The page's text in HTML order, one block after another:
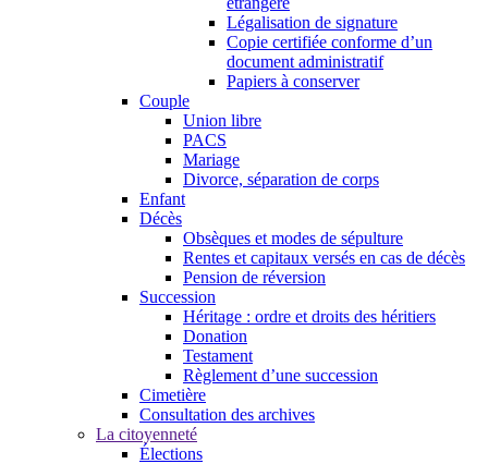
Légalisation de signature
Copie certifiée conforme d’un
document administratif
Papiers à conserver
Couple
Union libre
PACS
Mariage
Divorce, séparation de corps
Enfant
Décès
Obsèques et modes de sépulture
Rentes et capitaux versés en cas de décès
Pension de réversion
Succession
Héritage : ordre et droits des héritiers
Donation
Testament
Règlement d’une succession
Cimetière
Consultation des archives
La citoyenneté
Élections